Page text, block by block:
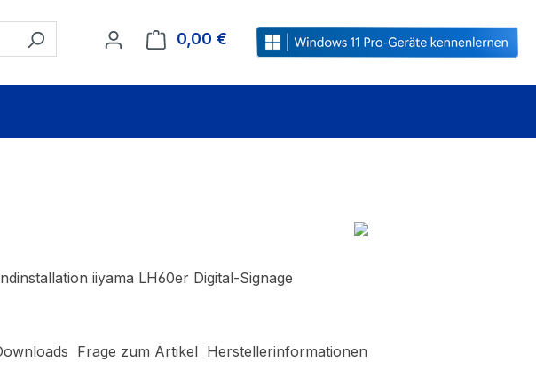
0,00 € Warenkorb enthält 0 Positionen. Der
iiyama LH60er Digital-Signage
Frage zum Artikel Herstellerinformationen